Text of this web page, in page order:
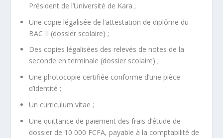
Président de l’Université de Kara ;
Une copie légalisée de l’attestation de diplôme du
BAC II (dossier scolaire) ;
Des copies légalisées des relevés de notes de la
seconde en terminale (dossier scolaire) ;
Une photocopie certifiée conforme d’une pièce
d’identité ;
Un curriculum vitae ;
Une quittance de paiement des frais d’étude de
dossier de 10 000 FCFA, payable à la comptabilité de